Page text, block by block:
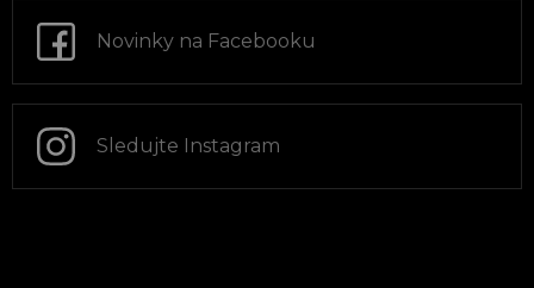
Novinky na Facebooku
Sledujte Instagram